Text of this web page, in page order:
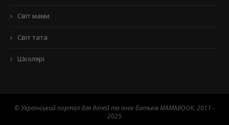
Світ мами
Світ тата
Школярі
© Український портал для дітей та їхніх батьків MAMABOOK. 2011 -
2025